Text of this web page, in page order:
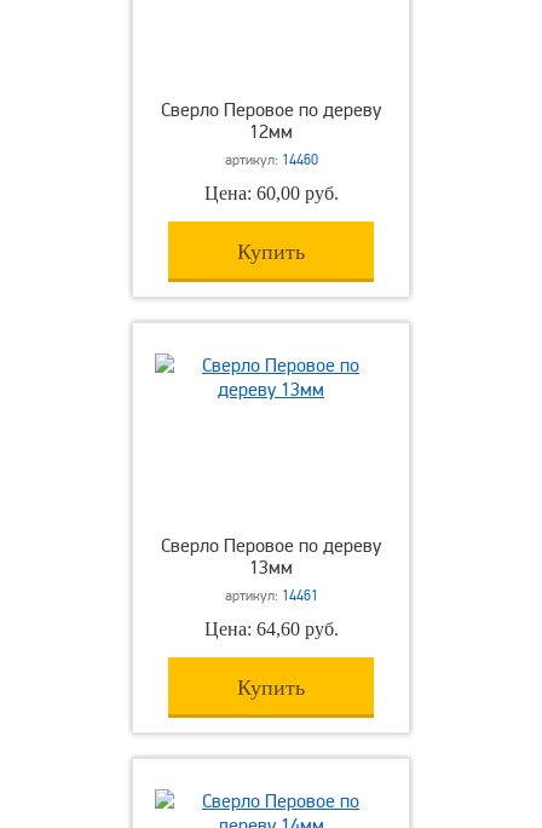
Сверло Перовое по дереву
12мм
артикул: 14460
Цена: 60,00 руб.
Купить
Сверло Перовое по дереву
13мм
артикул: 14461
Цена: 64,60 руб.
Купить